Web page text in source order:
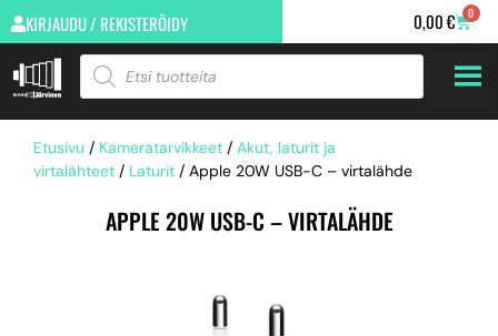
KIRJAUDU / REKISTERÖIDY 0,00€ 0
Etusivu / Kameratarvikkeet / Akut, laturit ja
virtalähteet / Laturit / Apple 20W USB-C – virta­lähde
APPLE 20W USB-C – VIRTA­LÄHDE